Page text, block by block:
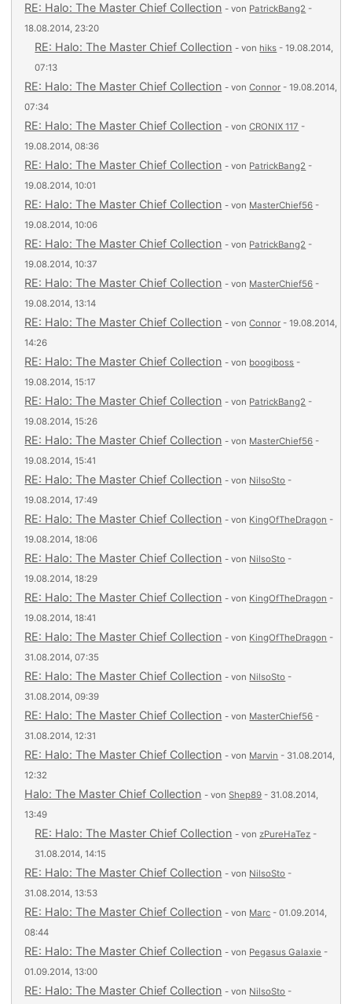
RE: Halo: The Master Chief Collection - von PatrickBang2 -
18.08.2014, 23:20
RE: Halo: The Master Chief Collection - von hiks - 19.08.2014,
07:13
RE: Halo: The Master Chief Collection - vonConnor - 19.08.2014,
07:34
RE: Halo: The Master Chief Collection - vonCRONIX 117 -
19.08.2014, 08:36
RE: Halo: The Master Chief Collection - von PatrickBang2 -
19.08.2014, 10:01
RE: Halo: The Master Chief Collection - von MasterChief56 -
19.08.2014, 10:06
RE: Halo: The Master Chief Collection - von PatrickBang2 -
19.08.2014, 10:37
RE: Halo: The Master Chief Collection - von MasterChief56 -
19.08.2014, 13:14
RE: Halo: The Master Chief Collection - vonConnor - 19.08.2014,
14:26
RE: Halo: The Master Chief Collection - von boogiboss -
19.08.2014, 15:17
RE: Halo: The Master Chief Collection - von PatrickBang2 -
19.08.2014, 15:26
RE: Halo: The Master Chief Collection - von MasterChief56 -
19.08.2014, 15:41
RE: Halo: The Master Chief Collection - von NilsoSto -
19.08.2014, 17:49
RE: Halo: The Master Chief Collection - von KingOfTheDragon -
19.08.2014, 18:06
RE: Halo: The Master Chief Collection - von NilsoSto -
19.08.2014, 18:29
RE: Halo: The Master Chief Collection - von KingOfTheDragon -
19.08.2014, 18:41
RE: Halo: The Master Chief Collection - von KingOfTheDragon -
31.08.2014, 07:35
RE: Halo: The Master Chief Collection - von NilsoSto -
31.08.2014, 09:39
RE: Halo: The Master Chief Collection - von MasterChief56 -
31.08.2014, 12:31
RE: Halo: The Master Chief Collection - von Marvin - 31.08.2014,
12:32
Halo: The Master Chief Collection - vonShep89 - 31.08.2014,
13:49
RE: Halo: The Master Chief Collection - vonzPureHaTez -
31.08.2014, 14:15
RE: Halo: The Master Chief Collection - von NilsoSto -
31.08.2014, 13:53
RE: Halo: The Master Chief Collection - von Marc - 01.09.2014,
08:44
RE: Halo: The Master Chief Collection - von Pegasus Galaxie -
01.09.2014, 13:00
RE: Halo: The Master Chief Collection - von NilsoSto -